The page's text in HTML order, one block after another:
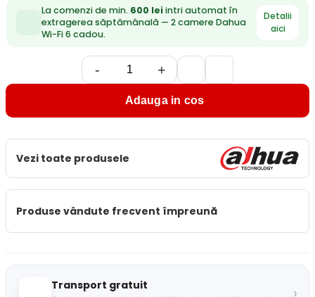
La comenzi de min. 600 leiintri automat în
extragerea săptămânală — 2 camere Dahua
Wi-Fi 6 cadou.
Detalii
aici
- +
Adauga in cos
Vezi toate produsele
Produse vândute frecvent împreună
Transport gratuit ›